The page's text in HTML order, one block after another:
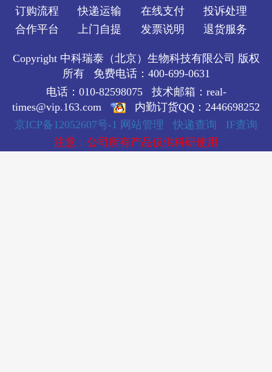
订购流程
合作平台
快递运输
上门自提
在线支付
发票说明
投诉处理
退货服务
Copyright 中科瑞泰（北京）生物科技有限公司 版权
所有 免费电话：400-699-0631
电话：010-82598075 技术邮箱：real-
times@vip.163.com
内勤订货QQ：2446698252
京ICP备12052607号-1 网站管理 快递查询
IF查询
注意：公司所有产品仅供科研使用